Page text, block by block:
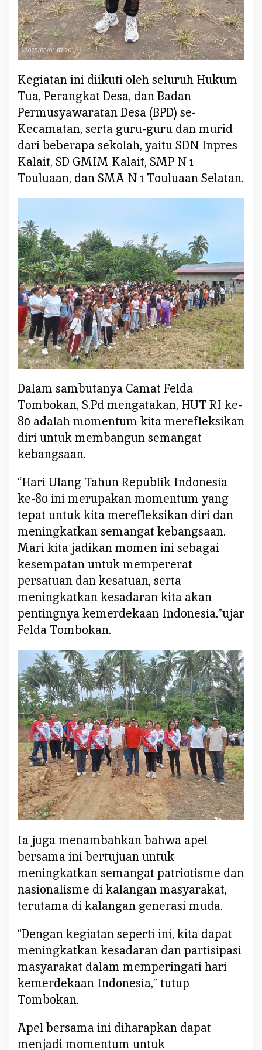
l
u
a
a
n
S
l
a
t
a
n
e
l
A
p
e
l
d
a
n
J
a
l
n
h
a
e
r
a
m
a
Kegiatan ini diikuti oleh seluruh Hukum
Tua, Perangkat Desa, dan Badan
Permusyawaratan Desa (BPD) se-
Kecamatan, serta guru-guru dan murid
dari beberapa sekolah, yaitu SDN Inpres
Kalait, SD GMIM Kalait, SMP N 1
Touluaan, dan SMA N 1 Touluaan Selatan.
Dalam sambutanya Camat Felda
Tombokan, S.Pd mengatakan, HUT RI ke-
80 adalah momentum kita merefleksikan
diri untuk membangun semangat
kebangsaan.
“Hari Ulang Tahun Republik Indonesia
ke-80 ini merupakan momentum yang
tepat untuk kita merefleksikan diri dan
meningkatkan semangat kebangsaan.
Mari kita jadikan momen ini sebagai
kesempatan untuk mempererat
persatuan dan kesatuan, serta
meningkatkan kesadaran kita akan
pentingnya kemerdekaan Indonesia.”ujar
Felda Tombokan.
Ia juga menambahkan bahwa apel
bersama ini bertujuan untuk
meningkatkan semangat patriotisme dan
nasionalisme di kalangan masyarakat,
terutama di kalangan generasi muda.
“Dengan kegiatan seperti ini, kita dapat
meningkatkan kesadaran dan partisipasi
masyarakat dalam memperingati hari
kemerdekaan Indonesia,” tutup
Tombokan.
Apel bersama ini diharapkan dapat
menjadi momentum untuk